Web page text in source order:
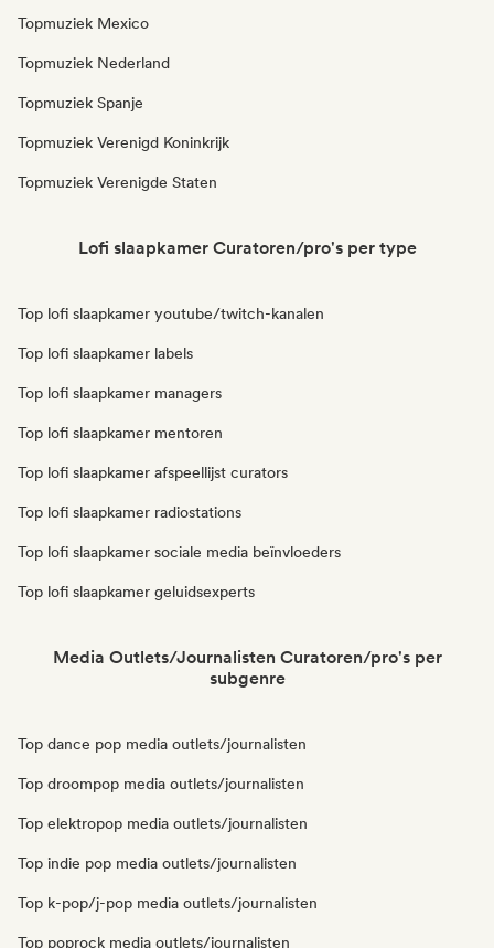
Topmuziek Mexico
Topmuziek Nederland
Topmuziek Spanje
Topmuziek Verenigd Koninkrijk
Topmuziek Verenigde Staten
Lofi slaapkamer Curatoren/pro's per type
Top lofi slaapkamer youtube/twitch-kanalen
Top lofi slaapkamer labels
Top lofi slaapkamer managers
Top lofi slaapkamer mentoren
Top lofi slaapkamer afspeellijst curators
Top lofi slaapkamer radiostations
Top lofi slaapkamer sociale media beïnvloeders
Top lofi slaapkamer geluidsexperts
Media Outlets/Journalisten Curatoren/pro's per
subgenre
Top dance pop media outlets/journalisten
Top droompop media outlets/journalisten
Top elektropop media outlets/journalisten
Top indie pop media outlets/journalisten
Top k-pop/j-pop media outlets/journalisten
Top poprock media outlets/journalisten